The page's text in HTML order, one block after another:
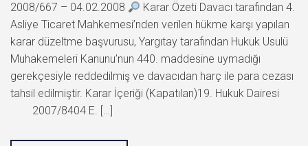
2008/667 – 04.02.2008
Karar Özeti Davacı tarafından 4.
Asliye Ticaret Mahkemesi’nden verilen hükme karşı yapılan
karar düzeltme başvurusu, Yargıtay tarafından Hukuk Usulü
Muhakemeleri Kanunu’nun 440. maddesine uymadığı
gerekçesiyle reddedilmiş ve davacıdan harç ile para cezası
tahsil edilmiştir. Karar İçeriği (Kapatılan)19. Hukuk Dairesi
2007/8404 E. […]